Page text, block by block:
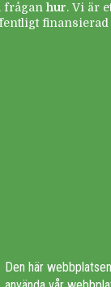
frågan hur. Vi är
finansierad
Den här